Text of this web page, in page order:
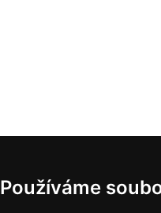
Používáme